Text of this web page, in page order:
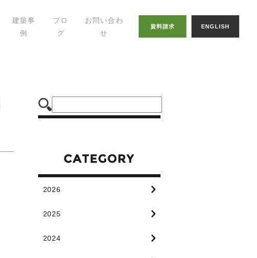
建築事
例
ブロ
グ
幸せの家づくりの
お問い合わ
せ
資料請求 ENGLISH
2026
2025
2024